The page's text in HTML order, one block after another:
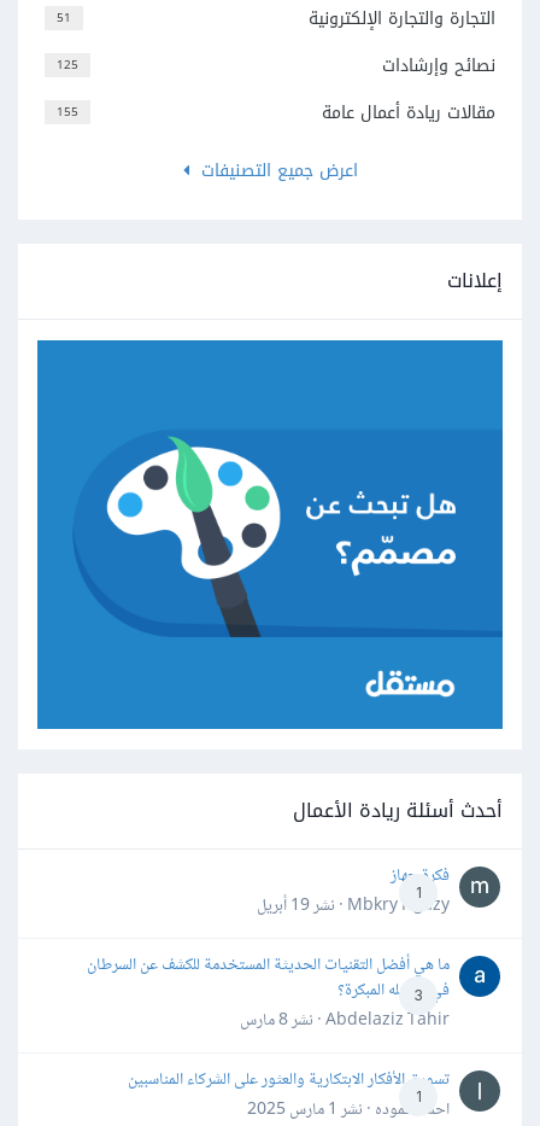
51 التجارة والتجارة الإلكترونية
125 نصائح وإرشادات
155
مقالات ريادة أعمال عامة
اعرض جميع التصنيفات
إعلانات
أحدث أسئلة ريادة الأعمال
1
فكرة جهاز
Mbkry Hgazy · نشر
19 أبريل
3
ما هي أفضل التقنيات الحديثة المستخدمة للكشف عن السرطان
في مراحله المبكرة؟
Abdelaziz Tahir · نشر
8 مارس
1
تسويق الأفكار الابتكارية والعثور على الشركاء المناسبين
احمد حموده · نشر 1 مارس 2025